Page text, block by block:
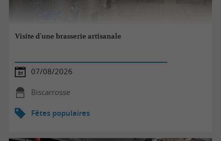
Visite d'une brasserie artisanale
07/08/2026
Biscarrosse
Fêtes populaires